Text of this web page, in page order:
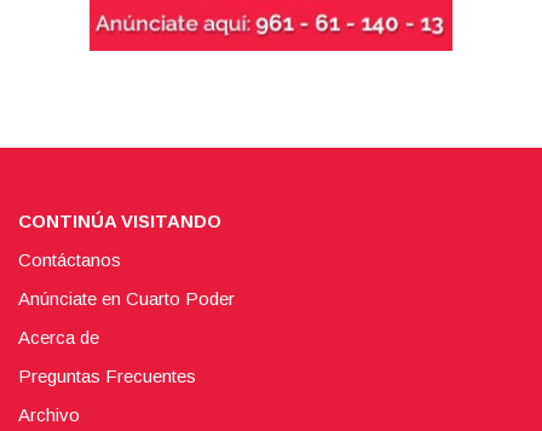
CONTINÚA VISITANDO
Contáctanos
Anúnciate en Cuarto Poder
Acerca de
Preguntas Frecuentes
Archivo